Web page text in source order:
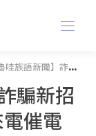
】詐騙新招別被騙!集團假冒台電來電催電費
騙新招
催電